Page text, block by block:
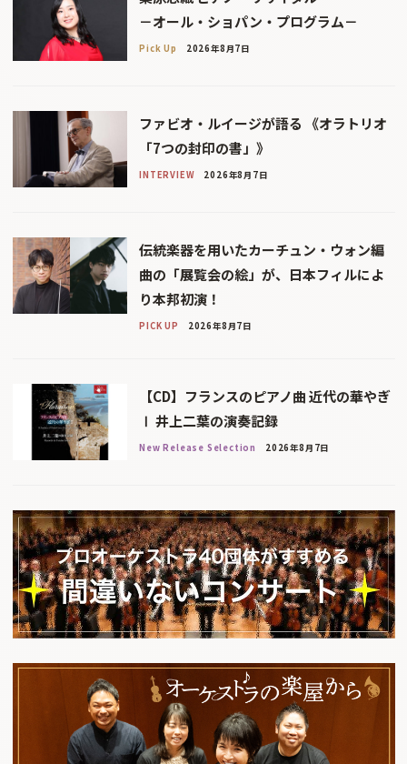
－オール・ショパン・プログラム－
Pick Up 2026年8月7日
ファビオ・ルイージが語る 《オラトリオ
「7つの封印の書」》
INTERVIEW 2026年8月7日
伝統楽器を用いたカーチュン・ウォン編
曲の「展覧会の絵」が、日本フィルによ
り本邦初演！
PICK UP 2026年8月7日
【CD】フランスのピアノ曲 近代の華やぎ
Ⅰ 井上二葉の演奏記録
New Release Selection 2026年8月7日